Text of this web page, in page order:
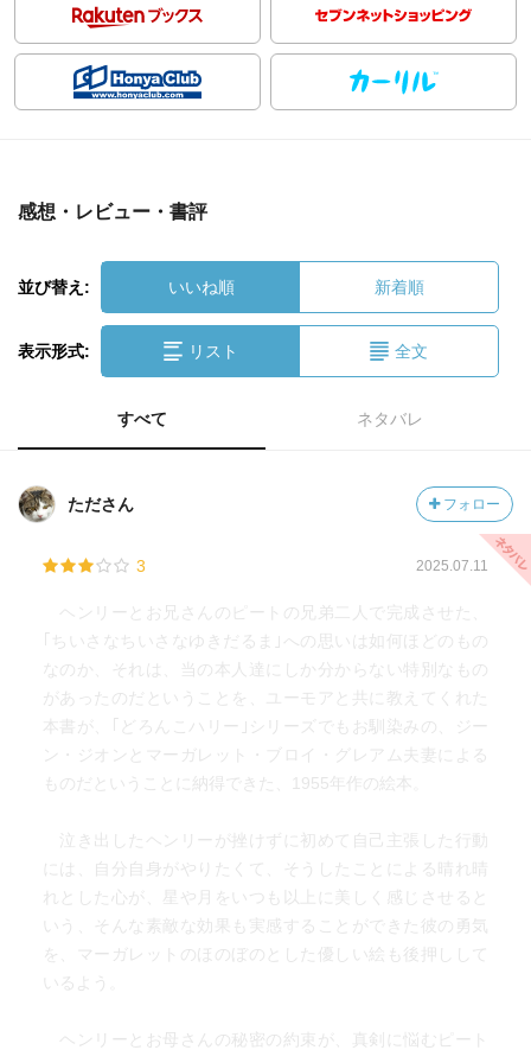
感想・レビュー・書評
並び替え: いいね順 新着順
表示形式: リスト 全文
すべて ネタバレ
たださん フォロー
3 2025.07.11
ヘンリーとお兄さんのピートの兄弟二人で完成させた、
｢ちいさなちいさなゆきだるま｣への思いは如何ほどのもの
なのか、それは、当の本人達にしか分からない特別なもの
があったのだということを、ユーモアと共に教えてくれた
本書が、｢どろんこハリー｣シリーズでもお馴染みの、ジー
ン・ジオンとマーガレット・ブロイ・グレアム夫妻による
ものだということに納得できた、1955年作の絵本。
泣き出したヘンリーが挫けずに初めて自己主張した行動
には、自分自身がやりたくて、そうしたことによる晴れ晴
れとした心が、星や月をいつも以上に美しく感じさせると
いう、そんな素敵な効果も実感することができた彼の勇気
を、マーガレットのほのぼのとした優しい絵も後押しして
いるよう。
ヘンリーとお母さんの秘密の約束が、真剣に悩むピート